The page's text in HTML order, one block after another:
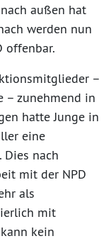
außen hat
werden nun
offenbar.
–
– zunehmend in
hatte Junge in
eine
nach
mit der NPD
als
mit
kein